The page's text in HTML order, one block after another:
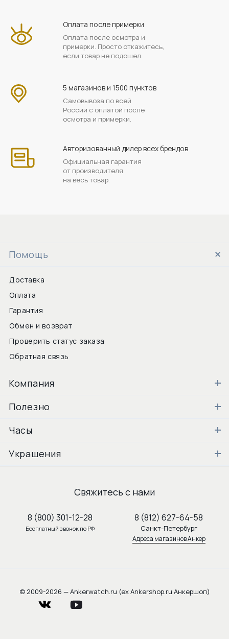
Оплата после примерки
Оплата после осмотра и
примерки. Просто откажитесь,
если товар не подошел.
5 магазинов и 1500 пунктов
Самовывоза по всей
России с оплатой после
осмотра и примерки.
Авторизованный дилер всех брендов
Официальная гарантия
от производителя
на весь товар.
Помощь
Доставка
Оплата
Гарантия
Обмен и возврат
Проверить статус заказа
Обратная связь
Компания
Полезно
Часы
Украшения
Свяжитесь с нами
8 (800) 301-12-28
Бесплатный звонок по РФ
8 (812) 627-64-58
Санкт-Петербург
Адреса магазинов Анкер
© 2009-2026 — Ankerwatch.ru (ex Ankershop.ru Анкершоп)
vkontakte youtube